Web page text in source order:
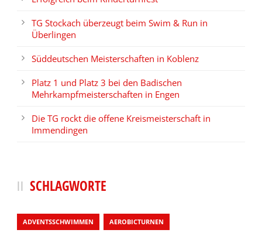
TG Stockach überzeugt beim Swim & Run in
Überlingen
Süddeutschen Meisterschaften in Koblenz
Platz 1 und Platz 3 bei den Badischen
Mehrkampfmeisterschaften in Engen
Die TG rockt die offene Kreismeisterschaft in
Immendingen
SCHLAGWORTE
ADVENTSSCHWIMMEN AEROBICTURNEN